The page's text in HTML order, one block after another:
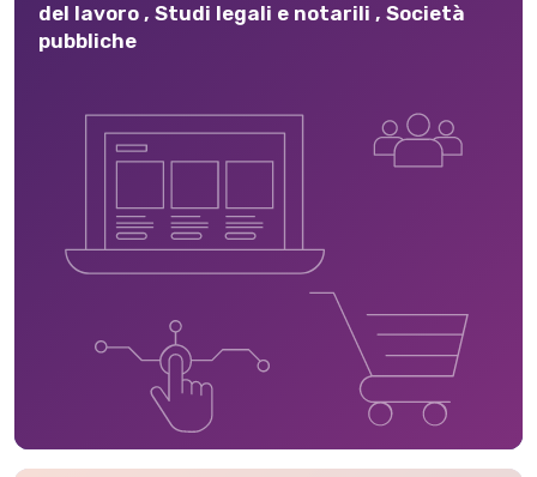
del lavoro , Studi legali e notarili , Società
pubbliche